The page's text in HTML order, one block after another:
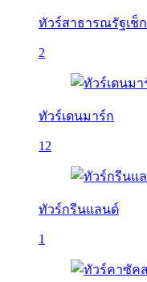
ทัวร์สาธารณรัฐเช็ก
2
ทัวร์เดนมาร์ก
12
ทัวร์กรีนแลนด์
1